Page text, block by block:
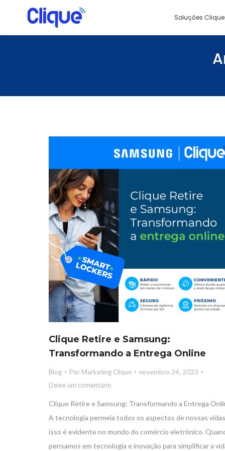
Soluçōes Clique
Clique Retire e Samsung:
Transformando a Entrega Online
Blog Por Marketing Clique
novembro 24, 2023
Deixe um comentário
Clique Retire e Samsung: Transformando a Entrega
A tecnologia permeia todos os aspectos de nossas
isso é evidente no mundo do comércio eletrônico.
pensamos em tecnologia e inovação para simplificar a